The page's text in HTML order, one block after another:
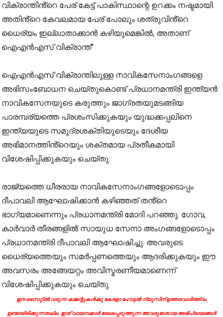
വിക്രാന്തിൻ്റെ പേര് കേട്ട് പാകിസ്ഥാന്റെ ഉറക്കം നഷ്ടമായി.
അതിൻ്റെ കേവലമായ പേര് പോലും ശത്രുവിൻ്റെ
ധൈര്യം ഇല്ലാതാക്കാൻ കഴിയുമെങ്കിൽ, അതാണ്
ഐഎൻഎസ് വിക്രാന്ത്"
ഐഎൻഎസ് വിക്രാന്തിലുള്ള നാവികസേനാംഗങ്ങളെ
അഭിസംബോധന ചെയ്തുകൊണ്ട് പ്രധാനമന്ത്രി ഇന്ത്യൻ
നാവികസേനയുടെ കരുത്തും ജാഗ്രതയുമടങ്ങിയ
പാരമ്പര്യത്തെ പ്രശംസിക്കുകയും യുദ്ധക്കപ്പലിനെ
ഇന്ത്യയുടെ സമുദ്രശക്തിയുടെയും ദേശീയ
അഭിമാനത്തിൻ്റെയും ശക്തമായ പ്രതീകമായി
വിശേഷിപ്പിക്കുകയും ചെയ്തു.
രാജ്യത്തെ ധീരരായ നാവികസേനാംഗങ്ങളോടൊപ്പം
ദീപാവലി ആഘോഷിക്കാൻ കഴിഞ്ഞത് തൻ്റെ
ഭാഗ്യമാണെന്നും പ്രധാനമന്ത്രി മോദി പറഞ്ഞു. ഗോവ,
കാർവാർ തീരങ്ങളിൽ സായുധ സേനാ അംഗങ്ങളോടൊപ്പം
പ്രധാനമന്ത്രി ദീപാവലി ആഘോഷിച്ചു. അവരുടെ
ധൈര്യത്തെയും സമർപ്പണത്തെയും ആദരിക്കുകയും ഈ
അവസരം അങ്ങേയറ്റം അവിസ്മരണീയമാണെന്ന്
വിശേഷിപ്പിക്കുകയും ചെയ്തു.
ഈ സൈറ്റിൽ വരുന്ന കമ്മന്റുകൾക്കു കേരളാ ഹോട്ടൽ ന്യൂസിന് ഉത്തരവാദിത്ത്വം
ഉണ്ടായിരിക്കുന്നതല്ല. ഇത് വായനക്കാർ രേഖപ്പെടുത്തുന്ന അവരുടേതായ അഭിപ്രായങ്ങൾ